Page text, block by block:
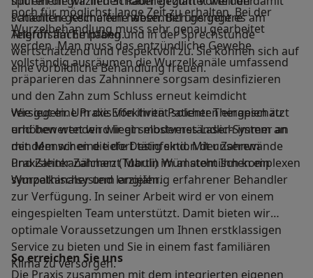
schädliche Keime eine wesentlich geringere
Angriffsfläche haben.
noch für möglichst lange Zeit zu erhalten. Bei der
Wurzelbehandlung muss sehr genau gearbeitet
werden. Man muss das entzündliche Gewebe
vollständig ausräumen die Wurzelkanäle umfassend
präparieren das Zahninnere sorgsam desinfizieren
und den Zahn zum Schluss erneut keimdicht
versiegeln. Um die Effektivität solcher Therapien zu
erhöhen wenden wir ein modernes Laser-System an
mit dem wir eine tiefe Desinfektion der Zahnwände
und Zahnkanälchen (Tubuli) im anatomisch komplexen
Wurzelkanalsystem erzielen.
Patienten geschaffen haben. Bei uns geht es am
Telefon am Empfang und in der Sprechstunde
wertschätzend und respektvoll zu. Sie können sich auf
eine vorbildliche Behandlung freuen.
Wie gut eine Praxis von ihren Patienten eingeschätzt
und bewertet wird liegt selbstverständlich immer an
den Menschen die dort tätig sind. Mit unserem
Praxisleiter Zahnarzt Martin Würl steht Ihnen ein
sympathischer und langjährig erfahrener Behandler
zur Verfügung. In seiner Arbeit wird er von einem
eingespielten Team unterstützt. Damit bieten wir
optimale Voraussetzungen um Ihnen erstklassigen
Service zu bieten und Sie in einem fast familiären
Klima zu versorgen.
So erreichen Sie uns
Die Praxis zusammen mit dem integrierten eigenen